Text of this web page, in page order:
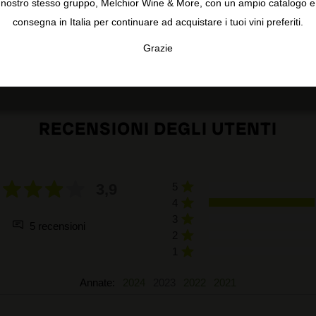
RECENSIONI DEGLI UTENTI
5 recensioni
Annate:
nostro stesso gruppo, Melchior Wine & More, con un ampio catalogo e
consegna in Italia per continuare ad acquistare i tuoi vini preferiti.
Grazie